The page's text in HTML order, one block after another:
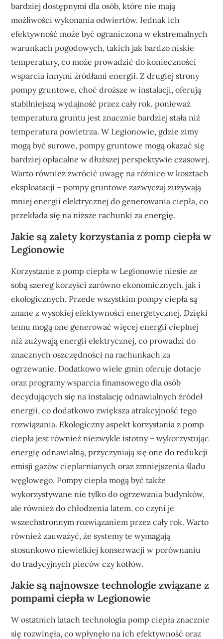
bardziej dostępnymi dla osób, które nie mają
możliwości wykonania odwiertów. Jednak ich
efektywność może być ograniczona w ekstremalnych
warunkach pogodowych, takich jak bardzo niskie
temperatury, co może prowadzić do konieczności
wsparcia innymi źródłami energii. Z drugiej strony
pompy gruntowe, choć droższe w instalacji, oferują
stabilniejszą wydajność przez cały rok, ponieważ
temperatura gruntu jest znacznie bardziej stała niż
temperatura powietrza. W Legionowie, gdzie zimy
mogą być surowe, pompy gruntowe mogą okazać się
bardziej opłacalne w dłuższej perspektywie czasowej.
Warto również zwrócić uwagę na różnice w kosztach
eksploatacji – pompy gruntowe zazwyczaj zużywają
mniej energii elektrycznej do generowania ciepła, co
przekłada się na niższe rachunki za energię.
Jakie są zalety korzystania z pomp ciepła w
Legionowie
Korzystanie z pomp ciepła w Legionowie niesie ze
sobą szereg korzyści zarówno ekonomicznych, jak i
ekologicznych. Przede wszystkim pompy ciepła są
znane z wysokiej efektywności energetycznej. Dzięki
temu mogą one generować więcej energii cieplnej
niż zużywają energii elektrycznej, co prowadzi do
znacznych oszczędności na rachunkach za
ogrzewanie. Dodatkowo wiele gmin oferuje dotacje
oraz programy wsparcia finansowego dla osób
decydujących się na instalację odnawialnych źródeł
energii, co dodatkowo zwiększa atrakcyjność tego
rozwiązania. Ekologiczny aspekt korzystania z pomp
ciepła jest również niezwykle istotny – wykorzystując
energię odnawialną, przyczyniają się one do redukcji
emisji gazów cieplarnianych oraz zmniejszenia śladu
węglowego. Pompy ciepła mogą być także
wykorzystywane nie tylko do ogrzewania budynków,
ale również do chłodzenia latem, co czyni je
wszechstronnym rozwiązaniem przez cały rok. Warto
również zauważyć, że systemy te wymagają
stosunkowo niewielkiej konserwacji w porównaniu
do tradycyjnych pieców czy kotłów.
Jakie są najnowsze technologie związane z
pompami ciepła w Legionowie
W ostatnich latach technologia pomp ciepła znacznie
się rozwinęła, co wpłynęło na ich efektywność oraz